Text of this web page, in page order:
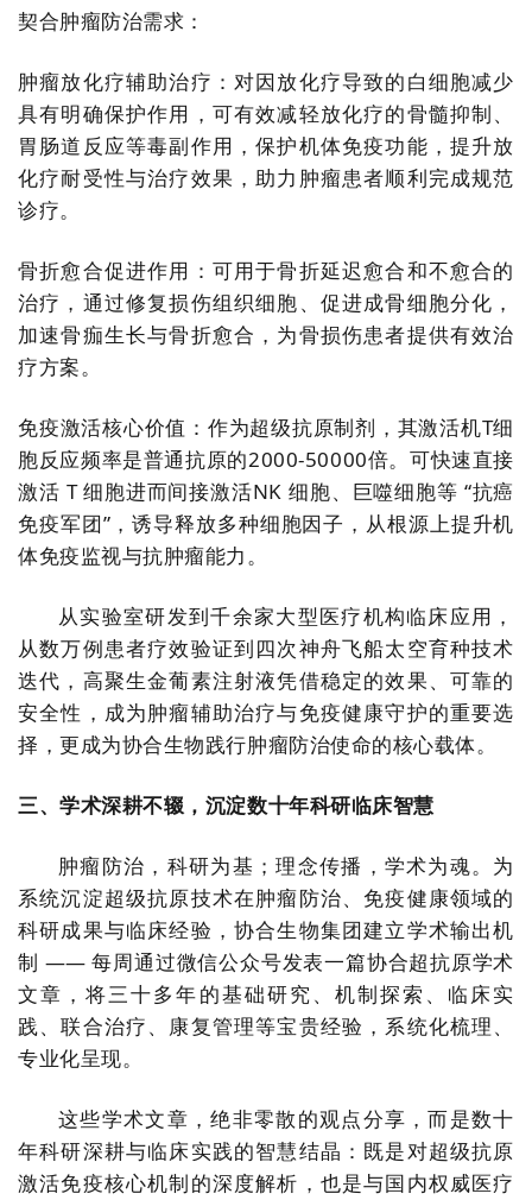
契合肿瘤防治需求：
肿瘤放化疗辅助治疗：对因放化疗导致的白细胞减少
具有明确保护作用，可有效减轻放化疗的骨髓抑制、
胃肠道反应等毒副作用，保护机体免疫功能，提升放
化疗耐受性与治疗效果，助力肿瘤患者顺利完成规范
诊疗。
骨折愈合促进作用：可用于骨折延迟愈合和不愈合的
治疗，通过修复损伤组织细胞、促进成骨细胞分化，
加速骨痂生长与骨折愈合，为骨损伤患者提供有效治
疗方案。
免疫激活核心价值：作为超级抗原制剂，其激活机T细
胞反应频率是普通抗原的2000-50000倍。可快速直接
激活 T 细胞进而间接激活NK 细胞、巨噬细胞等 “抗癌
免疫军团”，诱导释放多种细胞因子，从根源上提升机
体免疫监视与抗肿瘤能力。
从实验室研发到千余家大型医疗机构临床应用，
从数万例患者疗效验证到四次神舟飞船太空育种技术
迭代，高聚生金葡素注射液凭借稳定的效果、可靠的
安全性，成为肿瘤辅助治疗与免疫健康守护的重要选
择，更成为协合生物践行肿瘤防治使命的核心载体。
三、学术深耕不辍，沉淀数十年科研临床智慧
肿瘤防治，科研为基；理念传播，学术为魂。为
系统沉淀超级抗原技术在肿瘤防治、免疫健康领域的
科研成果与临床经验，协合生物集团建立学术输出机
制 —— 每周通过微信公众号发表一篇协合超抗原学术
文章，将三十多年的基础研究、机制探索、临床实
践、联合治疗、康复管理等宝贵经验，系统化梳理、
专业化呈现。
这些学术文章，绝非零散的观点分享，而是数十
年科研深耕与临床实践的智慧结晶：既是对超级抗原
激活免疫核心机制的深度解析，也是与国内权威医疗